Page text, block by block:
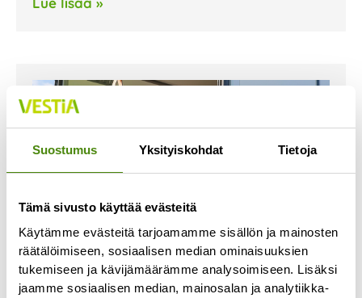
Suostumus Yksityiskohdat Tietoja
Tämä sivusto käyttää evästeitä
Käytämme evästeitä tarjoamamme sisällön ja mainosten
räätälöimiseen, sosiaalisen median ominaisuuksien
tukemiseen ja kävijämäärämme analysoimiseen. Lisäksi
jaamme sosiaalisen median, mainosalan ja analytiikka-